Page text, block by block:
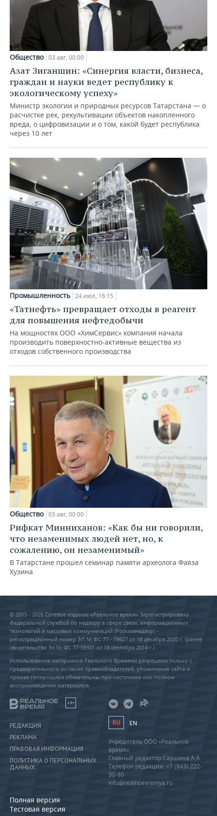
Общество 03 авг, 00:00
Азат Зиганшин: «Синергия власти, бизнеса,
граждан и науки ведет республику к
экологическому успеху»
Министр экологии и природных ресурсов Татарстана — о
расчистке рек, рекультивации объектов накопленного
вреда, о цифровизации и о том, какой будет республика
через 10 лет
Промышленность 24 июл, 16:15
«Татнефть» превращает отходы в реагент
для повышения нефтедобычи
На мощностях ООО «ХимСервис» компания начала
производить поверхностно-активные вещества из
отходов собственного производства
Общество 03 авг, 00:00
Рифкат Минниханов: «Как бы ни говорили,
что незаменимых людей нет, но, к
сожалению, он незаменимый»
В Татарстане прошел семинар памяти археолога Фаяза
Хузина
© 2015 - 2026 Сетевое издание «Реальное время» Зарегистрировано
Федеральной службой по надзору в сфере связи, информационных
технологий и массовых коммуникаций (Роскомнадзор) –
регистрационный номер ЭЛ № ФС 77 - 79627 от 18 декабря 2020 г. (ранее
свидетельство Эл № ФС 77-59331 от 18 сентября 2014 г.)
Использование материалов Реального Времени разрешено только с
предварительного согласия правообладателей, упоминание сайта и
прямая гиперссылка обязательны при частичном или полном
воспроизведении материалов.
18+
РЕДАКЦИЯ
РЕКЛАМА
ПРАВОВАЯ ИНФОРМАЦИЯ
ПОЛИТИКА О ПЕРСОНАЛЬНЫХ
ДАННЫХ
Полная версия
Тестовая версия
RU EN
Учредитель ООО «Реальное
время»
Главный редактор Саушина А.А.
Телефон редакции: +7 (843) 222-
90-80
info@realnoevremya.ru